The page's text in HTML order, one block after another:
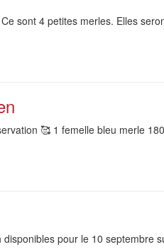
sont 4 petites merles. Elles
🥰 1 femelle bleu merle
pour le 10